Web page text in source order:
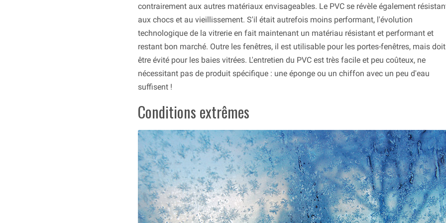
contrairement aux autres matériaux envisageables. Le PVC se révèle également
aux chocs et au vieillissement. S'il était autrefois moins performant, l'évolution
technologique de la vitrerie en fait maintenant un matériau résistant et performant et
restant bon marché. Outre les fenêtres, il est utilisable pour les portes-fenêtres, mais doit
être évité pour les baies vitrées. L'entretien du PVC est très facile et peu coûteux, ne
nécessitant pas de produit spécifique : une éponge ou un chiffon avec un peu d'eau
suffisent !
Conditions extrêmes